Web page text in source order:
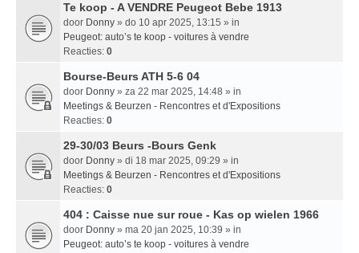
Te koop - A VENDRE Peugeot Bebe 1913
door Donny » do 10 apr 2025, 13:15 » in
Peugeot: auto’s te koop - voitures à vendre
Reacties: 0
Bourse-Beurs ATH 5-6 04
door Donny » za 22 mar 2025, 14:48 » in
Meetings & Beurzen - Rencontres et d'Expositions
Reacties: 0
29-30/03 Beurs -Bours Genk
door Donny » di 18 mar 2025, 09:29 » in
Meetings & Beurzen - Rencontres et d'Expositions
Reacties: 0
404 : Caisse nue sur roue - Kas op wielen 1966
door Donny » ma 20 jan 2025, 10:39 » in
Peugeot: auto’s te koop - voitures à vendre